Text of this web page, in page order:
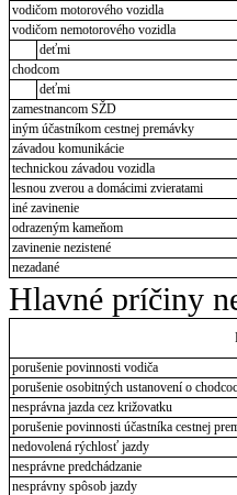
vodičom motorového vozidla
vodičom nemotorového vozidla
deťmi
chodcom
deťmi
zamestnancom SŽD
iným účastníkom cestnej premávky
závadou komunikácie
technickou závadou vozidla
lesnou zverou a domácimi zvieratami
iné zavinenie
odrazeným kameňom
zavinenie nezistené
nezadané
Hlavné príčiny
porušenie povinnosti vodiča
porušenie osobitných ustanovení o
nesprávna jazda cez križovatku
porušenie povinnosti účastníka cestnej
nedovolená rýchlosť jazdy
nesprávne predchádzanie
nesprávny spôsob jazdy